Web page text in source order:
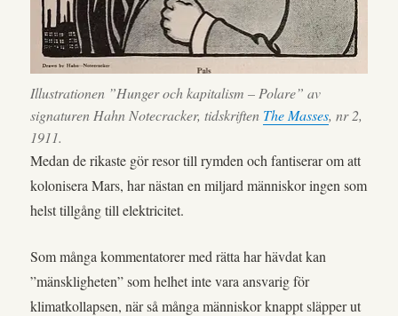
Illustrationen ”Hunger och kapitalism – Polare” av
signaturen Hahn Notecracker, tidskriften The Masses, nr 2,
1911.
Medan de rikaste gör resor till rymden och fantiserar om att
kolonisera Mars, har nästan en miljard människor ingen som
helst tillgång till elektricitet.
Som många kommentatorer med rätta har hävdat kan
”mänskligheten” som helhet inte vara ansvarig för
klimatkollapsen, när så många människor knappt släpper ut